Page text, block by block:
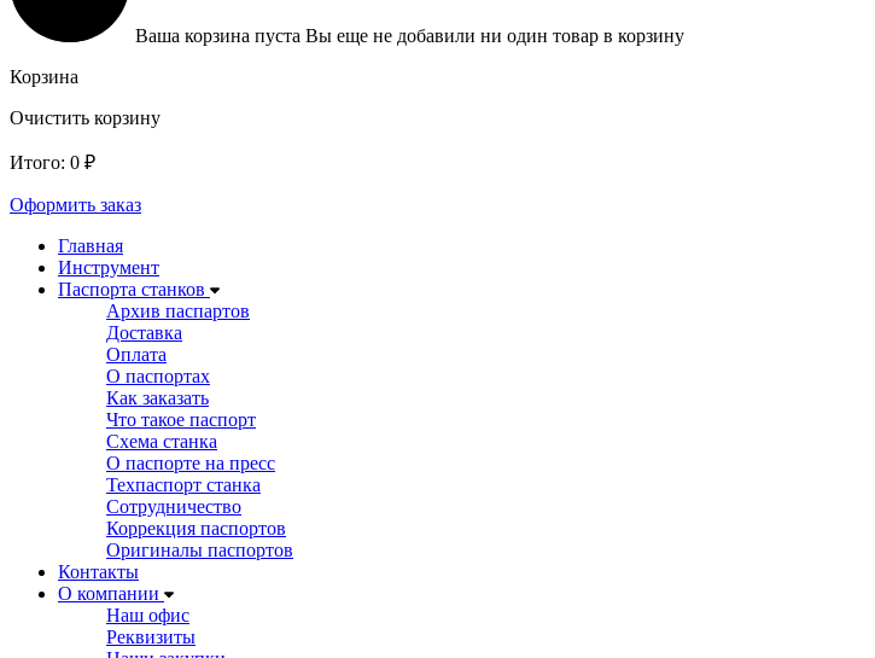
Ваша корзина пуста Вы еще не добавили ни один товар в корзину
Корзина
Очистить корзину
Итого: 0 ₽
Оформить заказ
Главная
Инструмент
Паспорта станков
Архив паспартов
Доставка
Оплата
О паспортах
Как заказать
Что такое паспорт
Схема станка
О паспорте на пресс
Техпаспорт станка
Сотрудничество
Коррекция паспортов
Оригиналы паспортов
Контакты
О компании
Наш офис
Реквизиты